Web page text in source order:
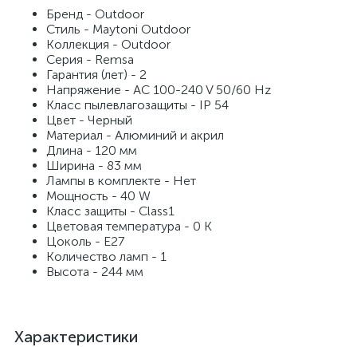
Бренд - Outdoor
Стиль - Maytoni Outdoor
Коллекция - Outdoor
Серия - Remsa
Гарантия (лет) - 2
Напряжение - AC 100-240 V 50/60 Hz
Класс пылевлагозащиты - IP 54
Цвет - Черный
Материал - Алюминий и акрил
Длина - 120 мм
Ширина - 83 мм
Лампы в комплекте - Нет
Мощность - 40 W
Класс защиты - Class1
Цветовая температура - 0 K
Цоколь - E27
Количество ламп - 1
Высота - 244 мм
Характеристики